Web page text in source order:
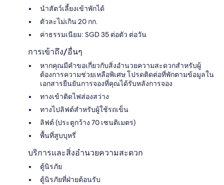
นำสัตว์เลี้ยงเข้าพักได้
ตัวละไม่เกิน 20 กก.
ค่าธรรมเนียม: SGD 35 ต่อตัว ต่อวัน
การเข้าถึง/อื่นๆ
หากคุณมีคำขอเกี่ยวกับสิ่งอำนวยความสะดวกสำหรับผู้
ต้องการความช่วยเหลือพิเศษ โปรดติดต่อที่พักตามข้อมูลใน
เอกสารยืนยันการจองที่คุณได้รับหลังการจอง
ทางเข้าติดไฟส่องสว่าง
ทางไปลิฟต์สำหรับผู้ใช้รถเข็น
ลิฟต์ (ประตูกว้าง 70 เซนติเมตร)
พื้นที่สูบบุหรี่
บริการและสิ่งอำนวยความสะดวก
ตู้นิรภัย
ตู้นิรภัยที่ฝ่ายต้อนรับ